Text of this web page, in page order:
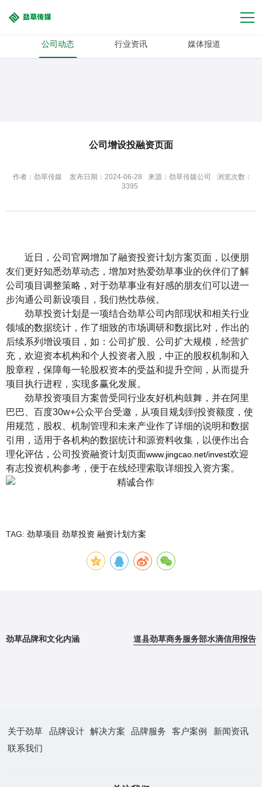
公司动态 行业资讯 媒体报道
公司增设投融资页面
作者：劲草传媒 发布日期：2024-06-28 来源：劲草传媒公司
浏览次数：
3395
近日，公司官网增加了融资投资计划方案页面，以便朋
友们更好知悉劲草动态，增加对热爱劲草事业的伙伴们了解
公司项目调整策略，对于劲草事业有好感的朋友们可以进一
步沟通公司新设项目，我们热忱恭候。
劲草投资计划是一项结合劲草公司内部现状和相关行业
领域的数据统计，作了细致的市场调研和数据比对，作出的
后续系列增设项目，如：公司扩股、公司扩大规模，经营扩
充，欢迎资本机构和个人投资者入股，中正的股权机制和入
股章程，保障每一轮股权资本的受益和提升空间，从而提升
项目执行进程，实现多赢化发展。
劲草投资项目方案曾受同行业友好机构鼓舞，并在阿里
巴巴、百度30w+公众平台受邀，从项目规划到投资额度，使
用规范，股权、机制管理和未来产业作了详细的说明和数据
引用，适用于各机构的数据统计和源资料收集，以便作出合
理化评估，公司投资融资计划页面www.jingcao.net/invest欢迎
有志投资机构参考，便于在线经理索取详细投入资方案。
TAG: 劲草项目 劲草投资 融资计划方案
劲草品牌和文化内涵 道县劲草商务服务部水滴信用报告
关于劲草 品牌设计 解决方案 品牌服务 客户案例
新闻资讯
联系我们